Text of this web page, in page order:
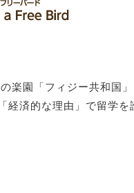
楽園「フィジー共和国
済的な理由」で留学